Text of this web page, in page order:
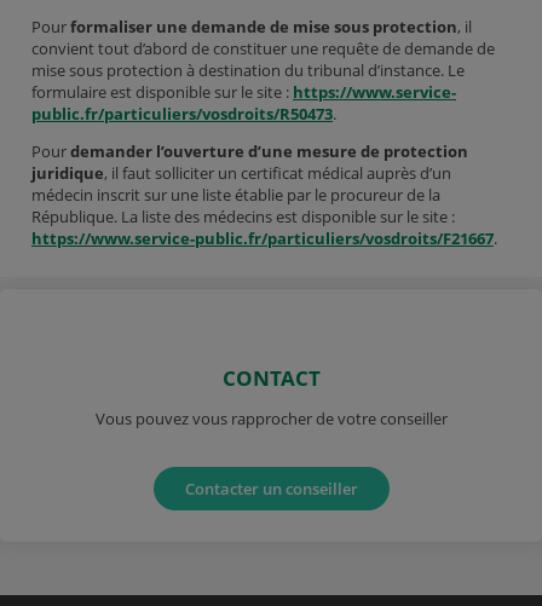
Pourformaliser une demande de mise sous protection, il
convient tout d’abord de constituer une requête de demande de
mise sous protection à destination du tribunal d’instance. Le
formulaire est disponible sur le site : https://www.service-
public.fr/particuliers/vosdroits/R50473.
Pourdemander l’ouverture d’une mesure de protection
juridique, il faut solliciter un certificat médical auprès d’un
médecin inscrit sur une liste établie par le procureur de la
République. La liste des médecins est disponible sur le site :
https://www.service-public.fr/particuliers/vosdroits/F21667.
CONTACT
Vous pouvez vous rapprocher de votre conseiller
Contacter un conseiller